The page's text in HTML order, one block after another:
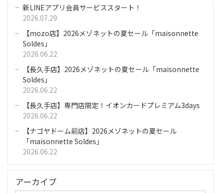
新LINEアプリ会員サービススタート！
2026.07.29
【mozo店】2026メゾネットの夏セール「maisonnette
Soldes」
2026.06.22
【長久手店】2026メゾネットの夏セール「maisonnette
Soldes」
2026.06.22
【長久手店】専門店限定！イオンカードプレミアム3days
2026.06.22
【ナゴヤドーム前店】2026メゾネットの夏セール
「maisonnette Soldes」
2026.06.22
アーカイブ